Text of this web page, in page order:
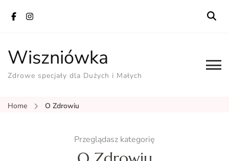
Wiszniówka
Zdrowe specjały dla Dużych i Małych
Home O Zdrowiu
Przeglądasz kategorię